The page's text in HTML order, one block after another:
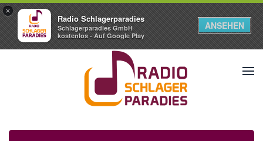
×
Radio Schlagerparadies
Schlagerparadies GmbH
kostenlos - Auf Google Play
ANSEHEN